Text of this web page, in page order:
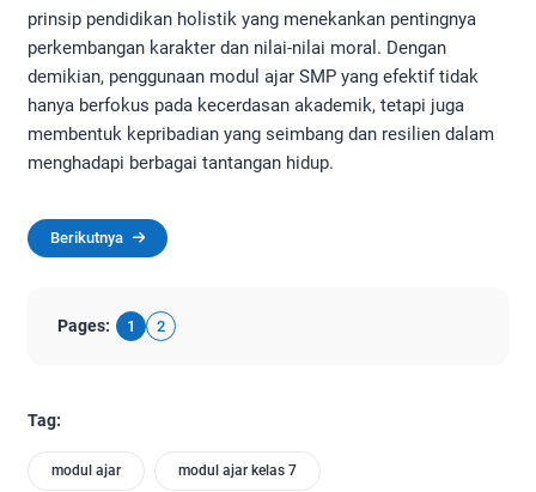
prinsip pendidikan holistik yang menekankan pentingnya
perkembangan karakter dan nilai-nilai moral. Dengan
demikian, penggunaan modul ajar SMP yang efektif tidak
hanya berfokus pada kecerdasan akademik, tetapi juga
membentuk kepribadian yang seimbang dan resilien dalam
menghadapi berbagai tantangan hidup.
Berikutnya
Pages: 1 2
Tag:
modul ajar modul ajar kelas 7